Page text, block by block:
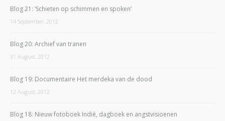
Blog 21: ‘Schieten op schimmen en spoken’
14 September, 2012
Blog 20: Archief van tranen
31 August, 2012
Blog 19: Documentaire Het merdeka van de dood
12 August, 2012
Blog 18: Nieuw fotoboek Indië, dagboek en angstvisioenen